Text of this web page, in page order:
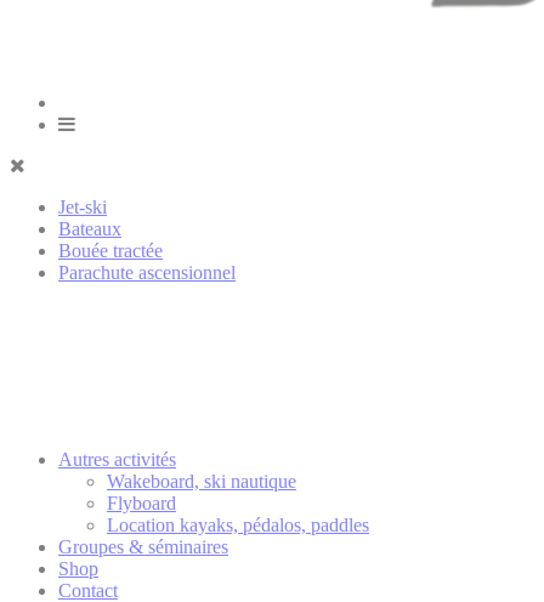
Jet-ski
Bateaux
Bouée tractée
Parachute ascensionnel
Autres activités
Wakeboard, ski nautique
Flyboard
Location kayaks, pédalos, paddles
Groupes & séminaires
Shop
Contact